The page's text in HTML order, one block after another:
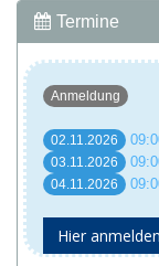
Termine
Anmeldung
02.11.2026
03.11.2026
04.11.2026
Hier